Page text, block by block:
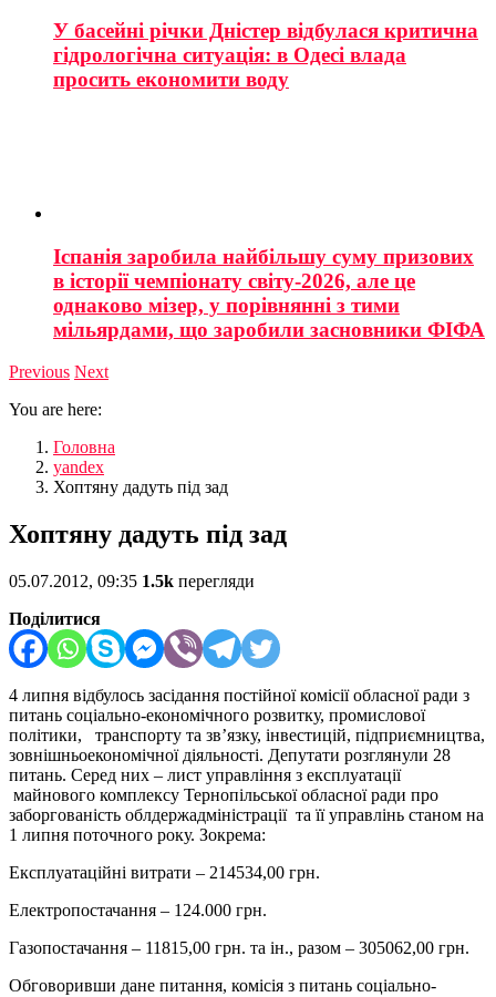
У басейні річки Дністер відбулася критична
гідрологічна ситуація: в Одесі влада
просить економити воду
Іспанія заробила найбільшу суму призових
в історії чемпіонату світу-2026, але це
однаково мізер, у порівнянні з тими
мільярдами, що заробили засновники ФІФА
Previous Next
You are here:
Головна
yandex
Хоптяну дадуть під зад
Хоптяну дадуть під зад
05.07.2012, 09:35 1.5k перегляди
Поділитися
4 липня відбулось засідання постійної комісії обласної ради з
питань соціально-економічного розвитку, промислової
політики, транспорту та зв’язку, інвестицій, підприємництва,
зовнішньоекономічної діяльності. Депутати розглянули 28
питань. Серед них – лист управління з експлуатації
майнового комплексу Тернопільської обласної ради про
заборгованість облдержадміністрації та її управлінь станом на
1 липня поточного року. Зокрема:
Експлуатаційні витрати – 214534,00 грн.
Електропостачання – 124.000 грн.
Газопостачання – 11815,00 грн. та ін., разом – 305062,00 грн.
Обговоривши дане питання, комісія з питань соціально-